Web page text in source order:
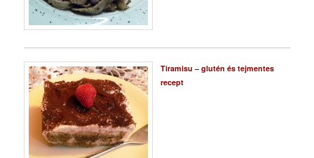
Tiramisu – glutén és tejmentes
recept